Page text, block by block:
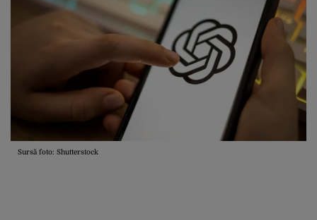
Sursă foto: Shutterstock